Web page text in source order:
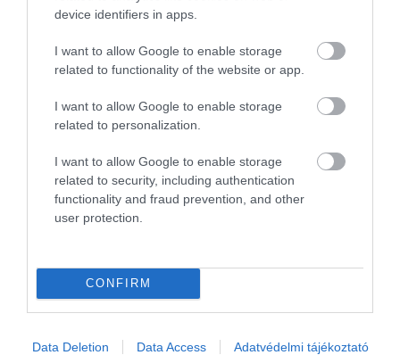
device identifiers in apps.
I want to allow Google to enable storage
related to functionality of the website or app.
I want to allow Google to enable storage
related to personalization.
I want to allow Google to enable storage
related to security, including authentication
functionality and fraud prevention, and other
user protection.
CONFIRM
Data Deletion Data Access Adatvédelmi tájékoztató
Olcsó spanyol ingatlanok: már 9 millió forinttól
is találni ajánlatot
spanyol tengerparttal és a napsütötte…
DRIVE-TIPP